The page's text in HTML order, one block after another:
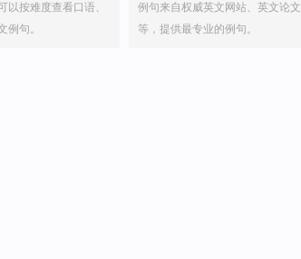
以按难度查看口语、
例句。
例句来自权威英文网站、英文论文
等，提供最专业的例句。